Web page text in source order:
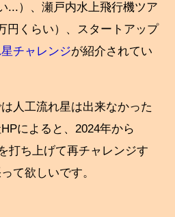
...）、瀬戸内水上飛行機ツア
円くらい）、スタートアップ
チャレンジが紹介されてい
人工流れ星は出来なかった
によると、2024年から
打ち上げて再チャレンジす
て欲しいです。